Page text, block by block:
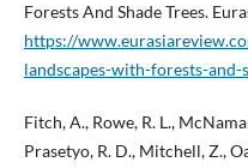
Forests And Shade Trees.
https://
landscapes-with-forests-and-
Fitch, A., Rowe, R. L.,
Prasetyo, R. D., Mitchell, Z.,